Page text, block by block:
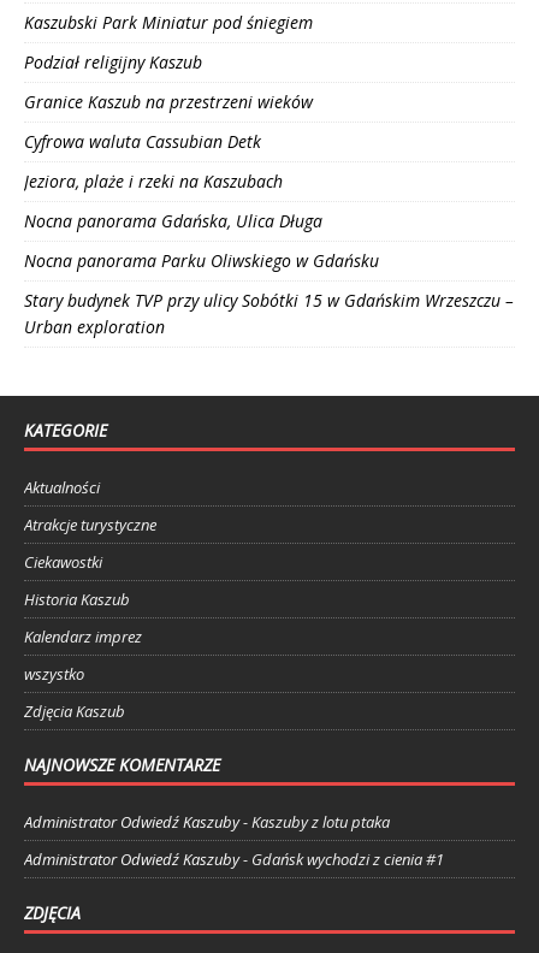
Kaszubski Park Miniatur pod śniegiem
Podział religijny Kaszub
Granice Kaszub na przestrzeni wieków
Cyfrowa waluta Cassubian Detk
Jeziora, plaże i rzeki na Kaszubach
Nocna panorama Gdańska, Ulica Długa
Nocna panorama Parku Oliwskiego w Gdańsku
Stary budynek TVP przy ulicy Sobótki 15 w Gdańskim Wrzeszczu –
Urban exploration
KATEGORIE
Aktualności
Atrakcje turystyczne
Ciekawostki
Historia Kaszub
Kalendarz imprez
wszystko
Zdjęcia Kaszub
NAJNOWSZE KOMENTARZE
Administrator Odwiedź Kaszuby-Kaszuby z lotu ptaka
Administrator Odwiedź Kaszuby- Gdańsk wychodzi z cienia #1
ZDJĘCIA